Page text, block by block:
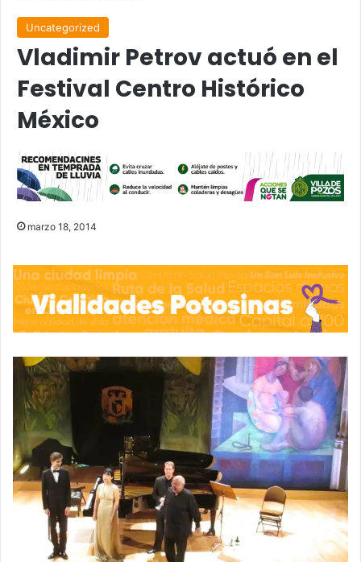
Uncategorized
Vladimir Petrov actuó en el
Festival Centro Histórico
México
marzo 18, 2014